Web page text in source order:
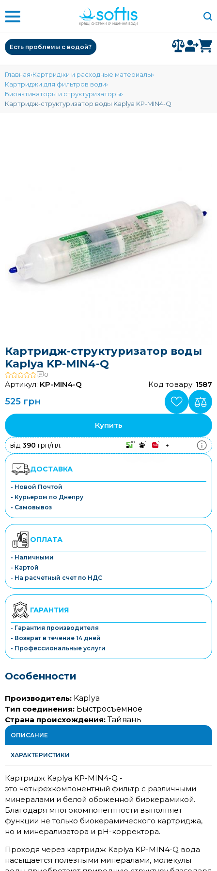
Есть проблемы с водой?
Главная Картриджи и расходные материалы
Картриджи для фильтров води
Биоактиваторы и структуризаторы
Картридж-структуризатор воды Kaplya KP-MIN4-Q
Картридж-структуризатор воды
Kaplya KP-MIN4-Q
0
Артикул: KP-MIN4-Q Код товару: 1587
525 грн
Купить
від 390 грн/пл. 10 3 3 +
ДОСТАВКА
- Новой Почтой
- Курьером по Днепру
- Самовывоз
ОПЛАТА
- Наличными
- Картой
- На расчетный счет по НДС
ГАРАНТИЯ
- Гарантия производителя
- Возврат в течение 14 дней
- Профессиональные услуги
Особенности
Производитель: Kaplya
Тип соединения: Быстросъемное
Страна происхождения:Тайвань
ОПИСАНИЕ
ХАРАКТЕРИСТИКИ
Картридж Kaplya KP-MIN4-Q -
это четырехкомпонентный фильтр с различными
минералами и белой обоженной биокерамикой.
Благодаря многокомпонентности выполняет
функции не только биокерамического картриджа,
но и минерализатора и рН-корректора.
Проходя через картридж Kaplya KP-MIN4-Q вода
насыщается полезными минералами, молекулы